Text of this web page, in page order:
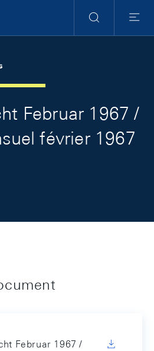
RechercheMenu
Februar 1967 /
février 1967
Februar 1967 /